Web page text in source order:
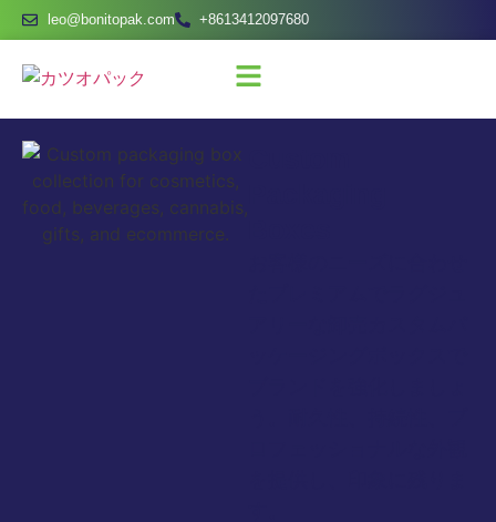
leo@bonitopak.com +8613412097680